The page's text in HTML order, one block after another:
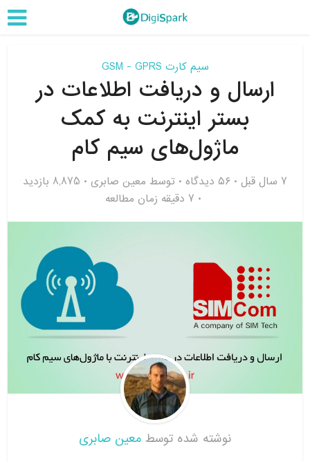
سیم کارت GSM - GPRS
ارسال و دریافت اطلاعات در
بستر اینترنت به کمک
ماژول‌های سیم کام
7 سال قبل ۵۶ دیدگاه توسط معین صابری
8,875 بازدید
7 دقیقه زمان مطالعه
نوشته شده توسط معین صابری